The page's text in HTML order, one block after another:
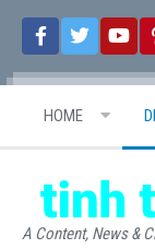
HOME
A Content, News &